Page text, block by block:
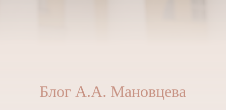
Блог А.А. Мановцева